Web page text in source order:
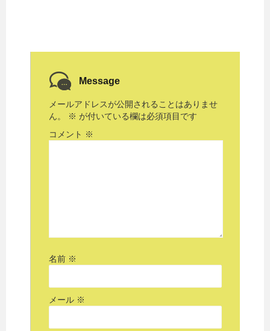
Message
メールアドレスが公開されることはありませ
ん。
※ が付いている欄は必須項目です
コメント ※
名前 ※
メール ※